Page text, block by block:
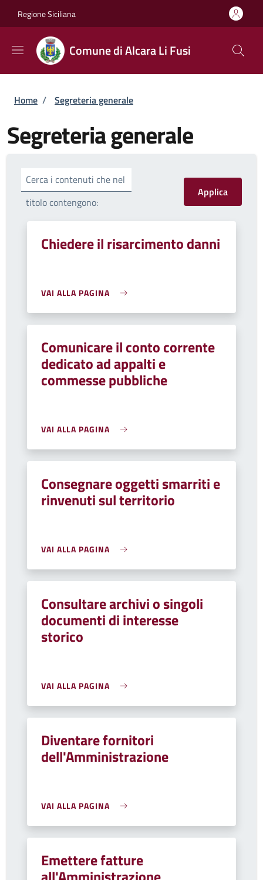
Regione Siciliana
Comune di Alcara Li Fusi
Briciole di pane
Home / Segreteria generale
Segreteria generale
Cerca i contenuti che nel
titolo contengono:
Chiedere il risarcimento danni
VAI ALLA PAGINA
Comunicare il conto corrente
dedicato ad appalti e
commesse pubbliche
VAI ALLA PAGINA
Consegnare oggetti smarriti e
rinvenuti sul territorio
VAI ALLA PAGINA
Consultare archivi o singoli
documenti di interesse
storico
VAI ALLA PAGINA
Diventare fornitori
dell'Amministrazione
VAI ALLA PAGINA
Emettere fatture